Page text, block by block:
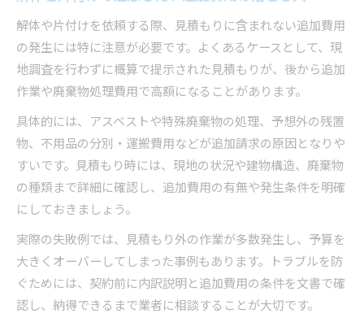
解体や片付けを依頼する際、見積もりに含まれない追加費用
の発生には特に注意が必要です。よくあるケースとして、現
地調査を行わずに概算で提示された見積もりが、後から追加
作業や廃棄物処理費用で高額になることがあります。
具体的には、アスベストや特殊廃棄物の処理、予想外の残置
物、不用品の分別・運搬費用などが追加請求の原因となりや
すいです。見積もり時には、現地の状況や建物構造、廃棄物
の種類まで詳細に確認し、追加費用の有無や発生条件を明確
にしておきましょう。
実際の失敗例では、見積もり外の作業が多数発生し、予算を
大きくオーバーしてしまった事例もあります。トラブルを防
ぐためには、契約前に内訳説明と追加費用の条件を文書で確
認し、納得できるまで業者に相談することが大切です。